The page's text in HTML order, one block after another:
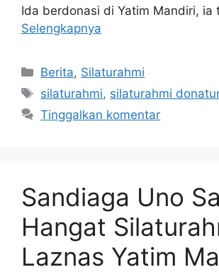
Ida berdonasi di Yatim Mandiri, ia
Selengkapnya
Berita, Silaturahmi
silaturahmi, silaturahmi
Tinggalkan komentar
Sandiaga Uno
Hangat
Laznas Yatim